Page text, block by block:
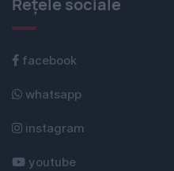
Rețele sociale
facebook
whatsapp
instagram
youtube